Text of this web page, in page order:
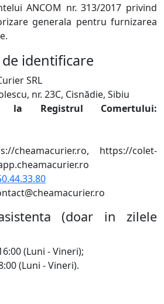
ANCOM nr. 313/2017 privind
generala pentru furnizarea
identificare
SRL
nr. 23C, Cisnădie, Sibiu
la Registrul Comertului:
cheamacurier.ro, https://colet-
(doar in zilele
(Luni - Vineri);
(Luni - Vineri).